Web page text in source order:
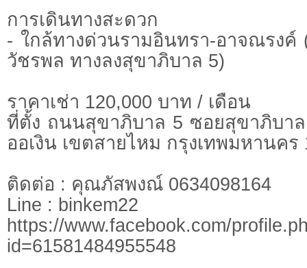
การเดินทางสะดวก
- ใกล้ทางด่วนรามอินทรา-อาจณรงค์
วัชรพล ทางลงสุขาภิบาล 5)
ราคาเช่า 120,000 บาท / เดือน
ที่ตั้ง ถนนสุขาภิบาล 5 ซอยสุขาภิบา
ออเงิน เขตสายไหม กรุงเทพมหานคร
ติดต่อ : คุณภัสพงณ์ 0634098164
Line : binkem22
https://www.facebook.com/
id=61581484955548